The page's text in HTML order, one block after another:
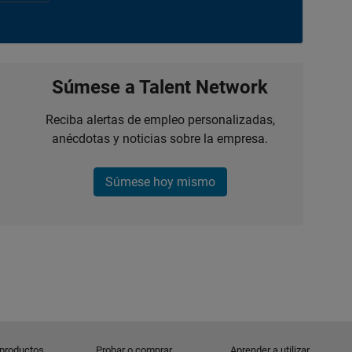
Súmese a Talent Network
Reciba alertas de empleo personalizadas,
anécdotas y noticias sobre la empresa.
Súmese hoy mismo